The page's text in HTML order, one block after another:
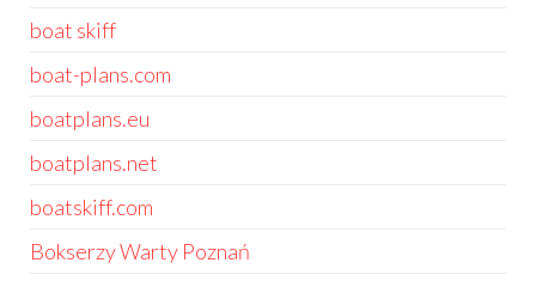
boat skiff
boat-plans.com
boatplans.eu
boatplans.net
boatskiff.com
Bokserzy Warty Poznań